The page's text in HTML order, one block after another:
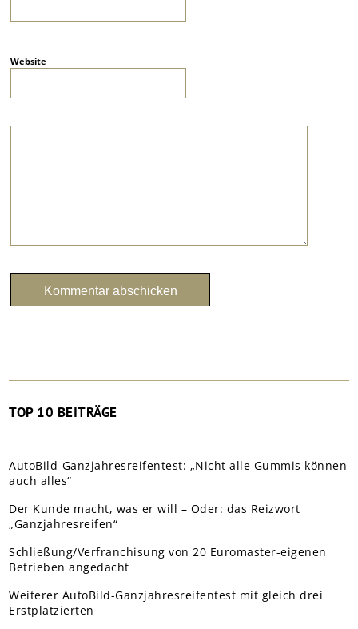
Website
TOP 10 BEITRÄGE
AutoBild-Ganzjahresreifentest: „Nicht alle Gummis können
auch alles“
Der Kunde macht, was er will – Oder: das Reizwort
„Ganzjahresreifen“
Schließung/Verfranchisung von 20 Euromaster-eigenen
Betrieben angedacht
Weiterer AutoBild-Ganzjahresreifentest mit gleich drei
Erstplatzierten